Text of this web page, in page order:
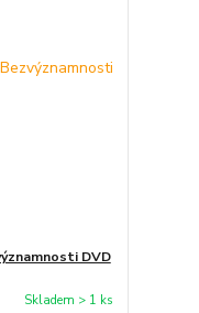
DVD
Skladem > 1 ks